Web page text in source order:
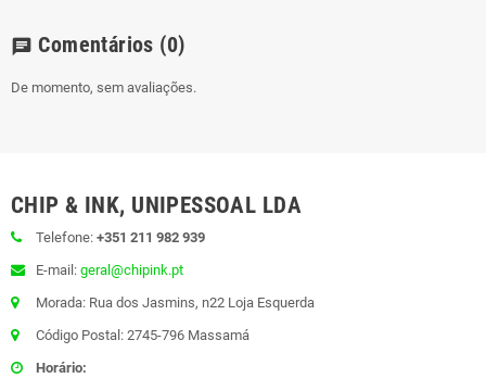
chat Comentários (0)
De momento, sem avaliações.
CHIP & INK, UNIPESSOAL LDA
Telefone: +351 211 982 939
E-mail: geral@chipink.pt
Morada: Rua dos Jasmins, n22 Loja Esquerda
Código Postal: 2745-796 Massamá
Horário: